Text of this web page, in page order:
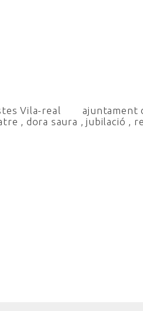
Vila-real ajuntament
, dora saura ,jubilació ,